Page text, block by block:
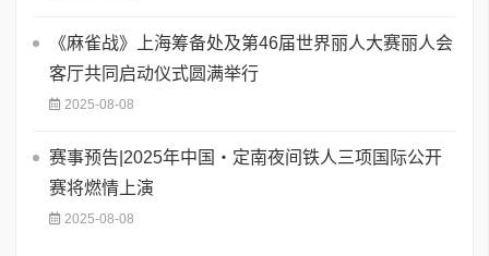
《麻雀战》上海筹备处及第46届世界丽人大赛丽人会
客厅共同启动仪式圆满举行
2025-08-08
赛事预告|2025年中国・定南夜间铁人三项国际公开
赛将燃情上演
2025-08-08